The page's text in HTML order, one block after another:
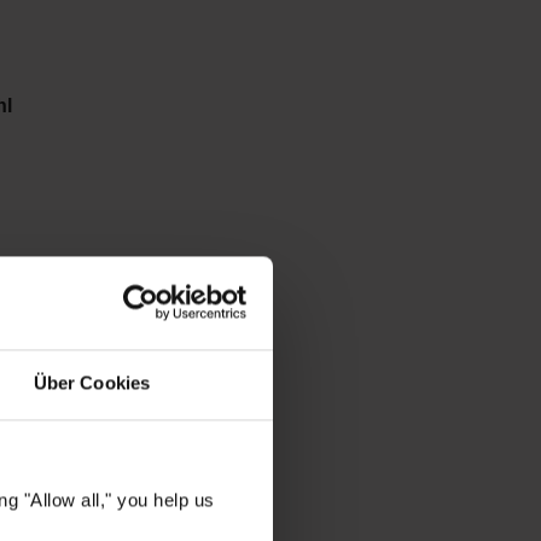
Über Cookies
"Allow all," you help us
die